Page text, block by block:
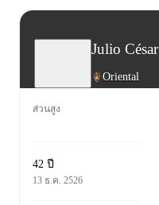
Julio César
Oriental
ส่วนสูง
42 ปี
13 ธ.ค. 2526